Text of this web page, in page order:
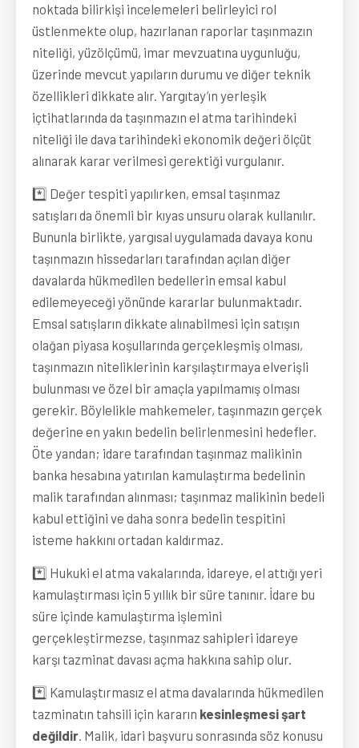
noktada bilirkişi incelemeleri belirleyici rol
üstlenmekte olup, hazırlanan raporlar taşınmazın
niteliği, yüzölçümü, imar mevzuatına uygunluğu,
üzerinde mevcut yapıların durumu ve diğer teknik
özellikleri dikkate alır. Yargıtay’ın yerleşik
içtihatlarında da taşınmazın el atma tarihindeki
niteliği ile dava tarihindeki ekonomik değeri ölçüt
alınarak karar verilmesi gerektiği vurgulanır.
*️⃣ Değer tespiti yapılırken, emsal taşınmaz
satışları da önemli bir kıyas unsuru olarak kullanılır.
Bununla birlikte, yargısal uygulamada davaya konu
taşınmazın hissedarları tarafından açılan diğer
davalarda hükmedilen bedellerin emsal kabul
edilemeyeceği yönünde kararlar bulunmaktadır.
Emsal satışların dikkate alınabilmesi için satışın
olağan piyasa koşullarında gerçekleşmiş olması,
taşınmazın niteliklerinin karşılaştırmaya elverişli
bulunması ve özel bir amaçla yapılmamış olması
gerekir. Böylelikle mahkemeler, taşınmazın gerçek
değerine en yakın bedelin belirlenmesini hedefler.
Öte yandan; idare tarafından taşınmaz malikinin
banka hesabına yatırılan kamulaştırma bedelinin
malik tarafından alınması; taşınmaz malikinin bedeli
kabul ettiğini ve daha sonra bedelin tespitini
isteme hakkını ortadan kaldırmaz.
*️⃣ Hukuki el atma vakalarında, idareye, el attığı yeri
kamulaştırması için 5 yıllık bir süre tanınır. İdare bu
süre içinde kamulaştırma işlemini
gerçekleştirmezse, taşınmaz sahipleri idareye
karşı tazminat davası açma hakkına sahip olur.
*️⃣ Kamulaştırmasız el atma davalarında hükmedilen
tazminatın tahsili için kararın kesinleşmesi şart
değildir. Malik, idari başvuru sonrasında söz konusu